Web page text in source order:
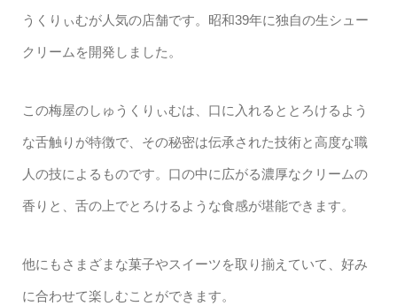
うくりぃむが人気の店舗です。昭和39年に独自の生シュー
クリームを開発しました。
この梅屋のしゅうくりぃむは、口に入れるととろけるよう
な舌触りが特徴で、その秘密は伝承された技術と高度な職
人の技によるものです。口の中に広がる濃厚なクリームの
香りと、舌の上でとろけるような食感が堪能できます。
他にもさまざまな菓子やスイーツを取り揃えていて、好み
に合わせて楽しむことができます。